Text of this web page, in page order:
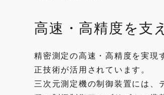
高速・高精度を支
精密測定の高速・高精度を実現
正技術が活用されています。
三次元測定機の制御装置には、